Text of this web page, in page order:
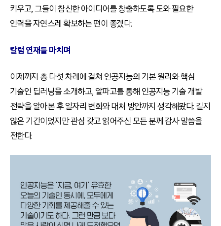
키우고, 그들이 참신한 아이디어를 창출하도록 도와 필요한
인력을 자연스레 확보하는 편이 좋겠다.
칼럼 연재를 마치며
이제까지 총 다섯 차례에 걸쳐 인공지능의 기본 원리와 핵심
기술인 딥러닝을 소개하고, 알파고를 통해 인공지능 기술 개발
전략을 알아본 후 일자리 변화와 대처 방안까지 생각해봤다. 길지
않은 기간이었지만 관심 갖고 읽어주신 모든 분께 감사 말씀을
전한다.